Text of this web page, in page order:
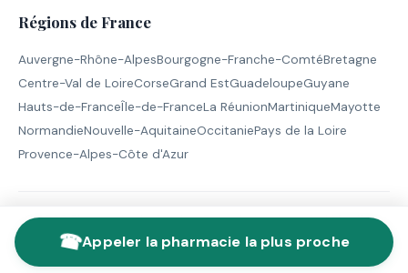
☎Appeler la pharmacie la plus proche
Régions de France
Auvergne-Rhône-AlpesBourgogne-Franche-ComtéBretagne
Centre-Val de LoireCorseGrand EstGuadeloupeGuyane
Hauts-de-FranceÎle-de-FranceLa RéunionMartiniqueMayotte
NormandieNouvelle-AquitaineOccitaniePays de la Loire
Provence-Alpes-Côte d'Azur
© 2026 Pharmacie de Garde - Tous droits réservés |Mentions
légales